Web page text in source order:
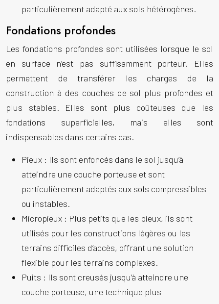
particulièrement adapté aux sols hétérogènes.
Fondations profondes
Les fondations profondes sont utilisées lorsque le sol
en surface n’est pas suffisamment porteur. Elles
permettent de transférer les charges de la
construction à des couches de sol plus profondes et
plus stables. Elles sont plus coûteuses que les
fondations superficielles, mais elles sont
indispensables dans certains cas.
Pieux : Ils sont enfoncés dans le sol jusqu’à
atteindre une couche porteuse et sont
particulièrement adaptés aux sols compressibles
ou instables.
Micropieux : Plus petits que les pieux, ils sont
utilisés pour les constructions légères ou les
terrains difficiles d’accès, offrant une solution
flexible pour les terrains complexes.
Puits : Ils sont creusés jusqu’à atteindre une
couche porteuse, une technique plus